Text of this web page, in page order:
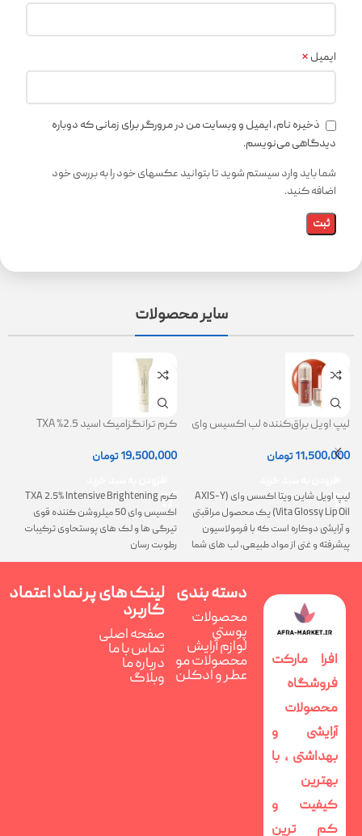
ایمیل *
ذخیره نام، ایمیل و وبسایت من در مرورگر برای زمانی که دوباره
دیدگاهی می‌نویسم.
شما باید وارد سیستم شوید تا بتوانید عکسهای خود را به بررسی خود
اضافه کنید.
سایر محصولات
لیپ اویل براق‌کننده لب اکسیس وای
11,500,000تومان
لیپ اویل شاین ویتا اکسس وای (AXIS-Y
Vita Glossy Lip Oil) یک محصول مراقبتی
و آرایشی دوکاره است که با فرمولاسیون
پیشرفته و غنی از مواد طبیعی، لب های شما
را همزمان ترمیم، تغذیه و فوق العاده
کرم ترانگزامیک اسید 2.5% TXA
19,500,000تومان
کرم TXA 2.5% Intensive Brightening
اکسیس وای 50 میلروشن کننده قوی
تیرگی ها و لک های پوستحاوی ترکیبات
رطوبت رسان
افرا مارکت
فروشگاه
محصولات
آرایشی و
بهداشتی ، با
بهترین
کیفیت و
کم ترین
دسته بندی
محصولات
پوستی
لوازم آرایش
محصولات مو
عطر و ادکلن
لینک های پر
کاربرد
صفحه اصلی
تماس با ما
درباره ما
وبلاگ
نماد اعتماد